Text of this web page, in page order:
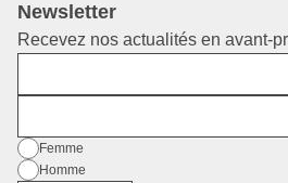
Newsletter
Recevez nos actualités en avant-
SexeFemme
Homme